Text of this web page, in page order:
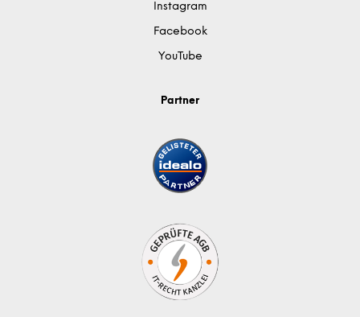
Instagram
Facebook
YouTube
Partner